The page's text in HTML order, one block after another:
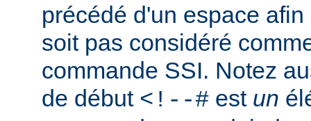
précédé d'un espace
soit pas considéré
commande SSI. Notez
de début <!--# est un